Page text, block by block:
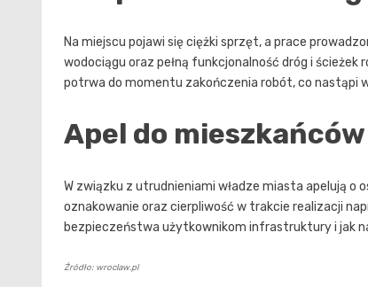
Na miejscu pojawi się ciężki sprzęt, a prace
wodociągu oraz pełną funkcjonalność dróg i
potrwa do momentu zakończenia robót, co nastąpi
Apel do mieszkańców
W związku z utrudnieniami władze miasta apelują o
oznakowanie oraz cierpliwość w trakcie realizacji
bezpieczeństwa użytkownikom infrastruktury i jak
Źródło: wroclaw.pl